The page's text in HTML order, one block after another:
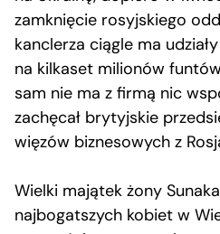
zamknięcie rosyjskiego
kanclerza ciągle ma
na kilkaset milionów
sam nie ma z firmą nic
zachęcał brytyjskie
więzów biznesowych z
Wielki majątek żony
najbogatszych kobiet w